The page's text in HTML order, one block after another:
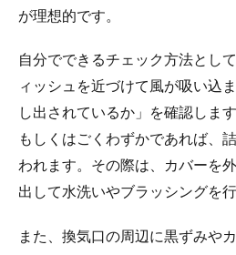
が理想的です。
自分でできるチェック方法とし
ィッシュを近づけて風が吸い込
し出されているか」を確認しま
もしくはごくわずかであれば、
われます。その際は、カバーを
出して水洗いやブラッシングを
また、換気口の周辺に黒ずみや